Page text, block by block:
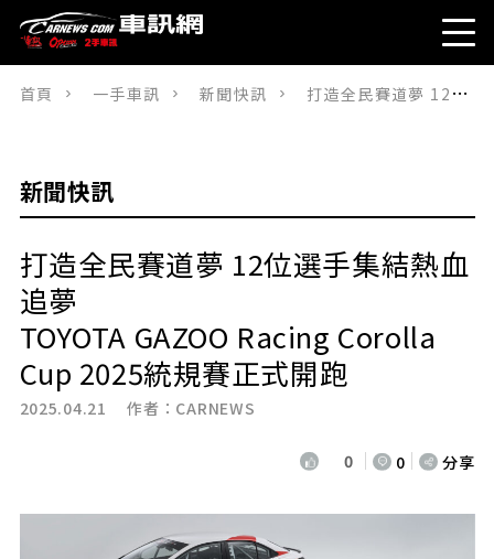
首頁 一手車訊 新聞快訊 打造全民賽道夢 12位選手集結熱血追夢TOYOTA GAZOO Racing Corolla Cup 2025統規賽正式開跑
新聞快訊
打造全民賽道夢 12位選手集結熱血
追夢
TOYOTA GAZOO Racing Corolla
Cup 2025統規賽正式開跑
2025.04.21 作者： CARNEWS
0 0 分享